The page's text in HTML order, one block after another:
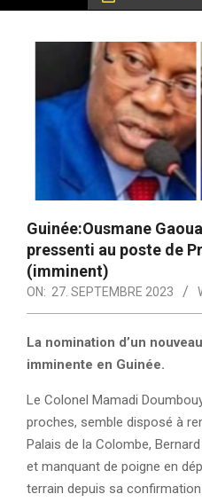
Guinée:Ousmane
pressenti au poste de
(imminent)
ON: 27. SEPTEMBRE 2023
La nomination d’un
imminente en Guinée.
Le Colonel Mamadi
proches, semble disposé à
Palais de la Colombe,
et manquant de poigne en
terrain depuis sa